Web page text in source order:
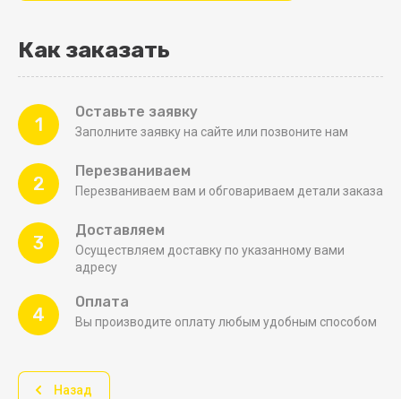
Как заказать
1
Оставьте заявку
Заполните заявку на сайте или позвоните нам
2
Перезваниваем
Перезваниваем вам и обговариваем детали заказа
3
Доставляем
Осуществляем доставку по указанному вами
адресу
4
Оплата
Вы производите оплату любым удобным способом
Назад